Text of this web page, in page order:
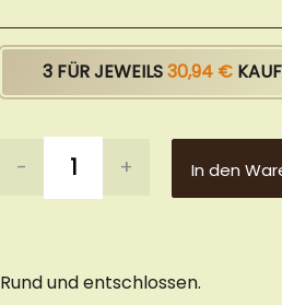
3 FÜR JEWEILS30,94 €
- + In den
Rund und entschlossen.